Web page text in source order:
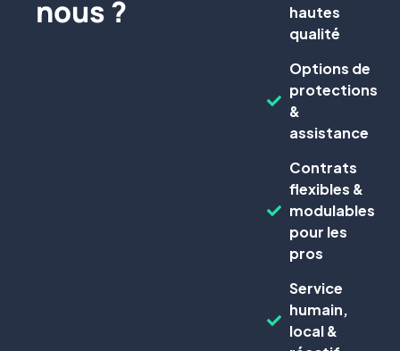
nous ?
hautes
qualité
Options de
protections
&
assistance
Contrats
flexibles &
modulables
pour les
pros
Service
humain,
local &